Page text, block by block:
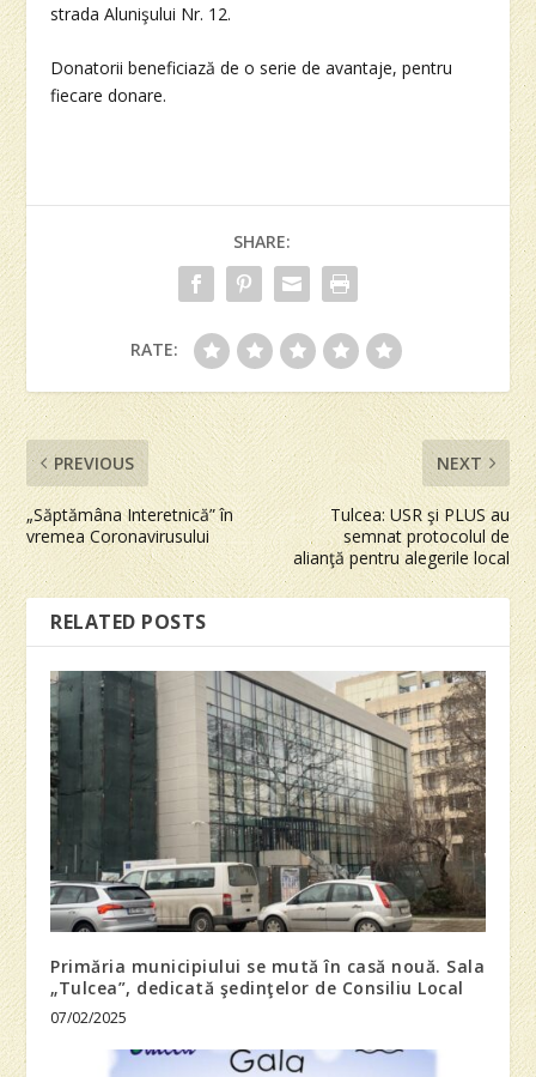
strada Alunişului Nr. 12.
Donatorii beneficiază de o serie de avantaje, pentru
fiecare donare.
SHARE:
RATE:
PREVIOUS
„Săptămâna Interetnică” în
vremea Coronavirusului
NEXT
Tulcea: USR şi PLUS au
semnat protocolul de
alianţă pentru alegerile local
RELATED POSTS
Primăria municipiului se mută în casă nouă. Sala
„Tulcea”, dedicată şedinţelor de Consiliu Local
07/02/2025